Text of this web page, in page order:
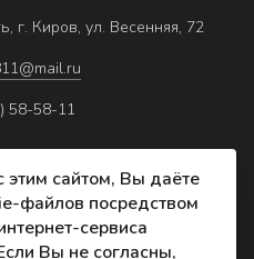
г. Киров, ул. Весенняя, 72
58-58-11
данных
этим сайтом, Вы даёте
файлов посредством
сервиса
Вы не согласны,